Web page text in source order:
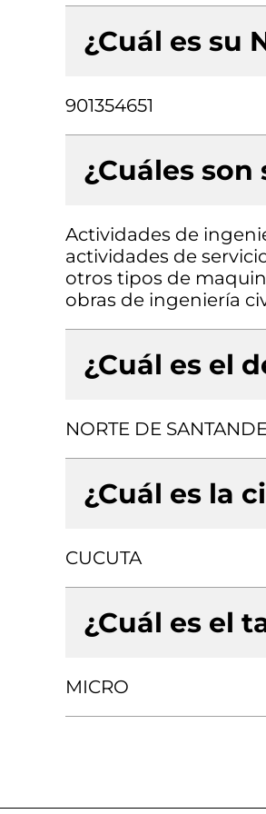
¿Cuál es su
901354651
¿Cuáles
Actividades de
actividades de
otros tipos de
obras de ingeniería
¿Cuál es el
NORTE DE
¿Cuál es la
CUCUTA
¿Cuál es el
MICRO